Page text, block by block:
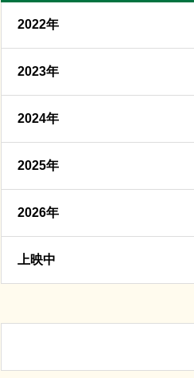
2022年
2023年
2024年
2025年
2026年
上映中